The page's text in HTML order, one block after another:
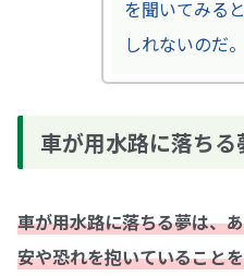
を聞いてみる
しれないのだ。
車が用水路に落ちる
車が用水路に落ちる夢は、
安や恐れを抱いていること